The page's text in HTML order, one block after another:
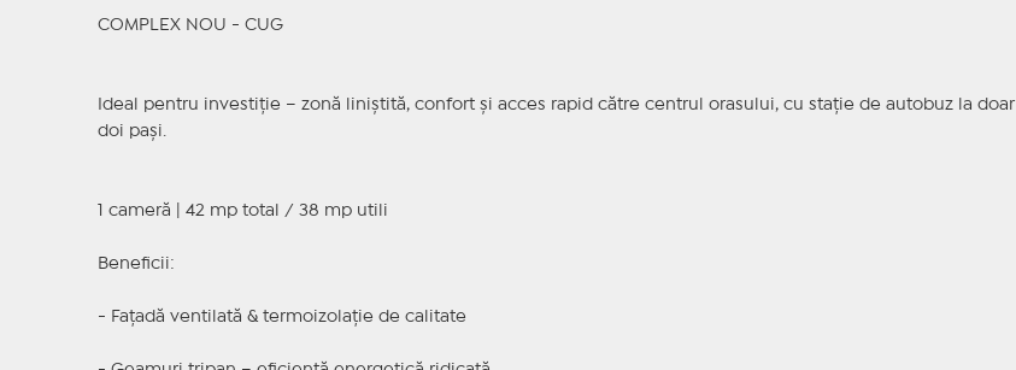
COMPLEX NOU - CUG
Ideal pentru investiție – zonă liniștită, confort și acces rapid către centrul orasului, cu stație de autobuz la doar
doi pași.
1 cameră | 42 mp total / 38 mp utili
Beneficii:
- Fațadă ventilată & termoizolație de calitate